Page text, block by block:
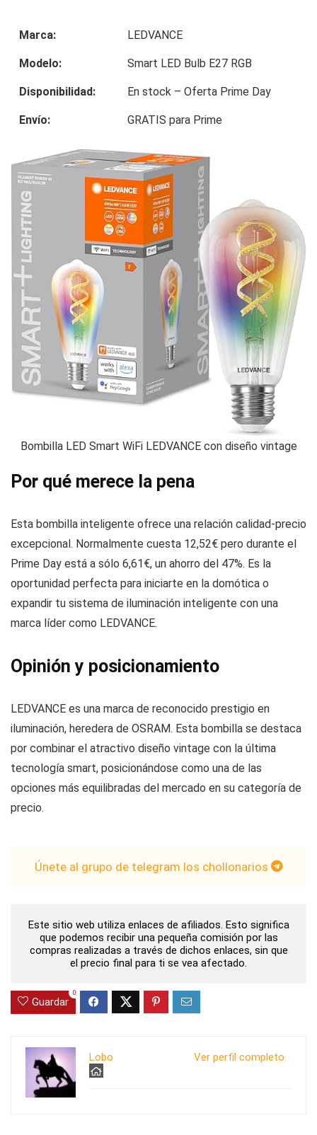
Marca: LEDVANCE
Modelo: Smart LED Bulb E27 RGB
Disponibilidad: En stock – Oferta Prime Day
Envío: GRATIS para Prime
Bombilla LED Smart WiFi LEDVANCE con diseño vintage
Por qué merece la pena
Esta bombilla inteligente ofrece una relación calidad-precio
excepcional. Normalmente cuesta 12,52€ pero durante el
Prime Day está a sólo 6,61€, un ahorro del 47%. Es la
oportunidad perfecta para iniciarte en la domótica o
expandir tu sistema de iluminación inteligente con una
marca líder como LEDVANCE.
Opinión y posicionamiento
LEDVANCE es una marca de reconocido prestigio en
iluminación, heredera de OSRAM. Esta bombilla se destaca
por combinar el atractivo diseño vintage con la última
tecnología smart, posicionándose como una de las
opciones más equilibradas del mercado en su categoría de
precio.
Únete al grupo de telegram los chollonarios
Este sitio web utiliza enlaces de afiliados. Esto significa
que podemos recibir una pequeña comisión por las
compras realizadas a través de dichos enlaces, sin que
el precio final para ti se vea afectado.
Guardar
0
Ver perfil completo
Lobo